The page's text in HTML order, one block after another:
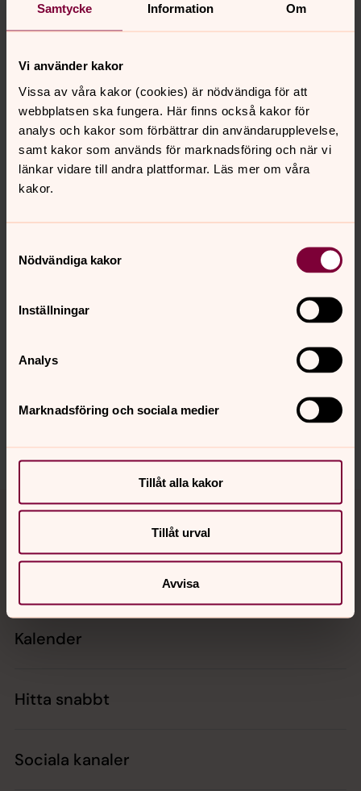
Samtycke Information Om
Vi använder kakor
Vissa av våra kakor (cookies) är nödvändiga för att
webbplatsen ska fungera. Här finns också kakor för
analys och kakor som förbättrar din användarupplevelse,
samt kakor som används för marknadsföring och när vi
länkar vidare till andra plattformar. Läs mer om våra
kakor.
Nödvändiga kakor
Inställningar
Analys
Marknadsföring och sociala medier
Tillåt alla kakor
Tillåt urval
Avvisa
Emma Karlsson
Församlingsassistent, Hjorteds församling,
Senast ändrad 29 september 2025
Synpunkter eller frågor på sidans
sodra.tjusts.pastorat@svenskakyrkan.se
Dela
Kalender
Hitta snabbt
Sociala kanaler